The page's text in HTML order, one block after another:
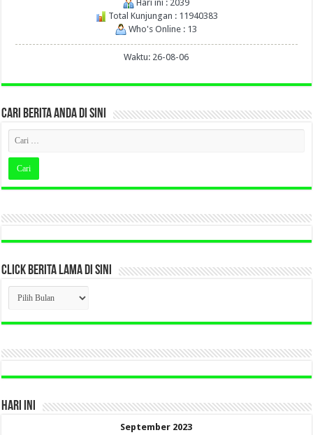
Hari ini : 2039
Total Kunjungan : 11940383
Who's Online : 13
Waktu: 26-08-06
CARI BERITA ANDA DI SINI
CLICK BERITA LAMA DI SINI
CLICK
BERITA
LAMA
DI
HARI INI
September 2023